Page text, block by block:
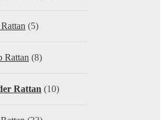
(5)
Rattan (8)
Rattan (10)